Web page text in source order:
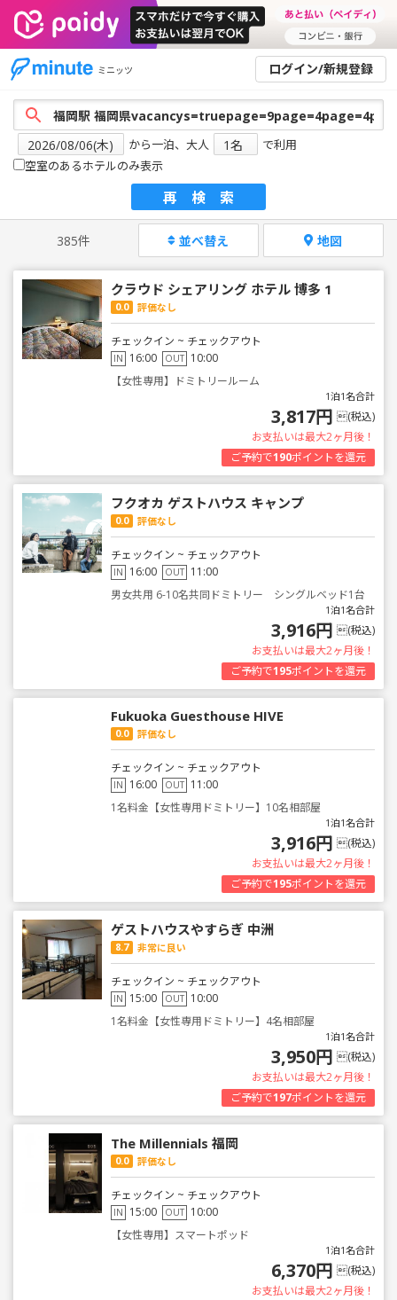
ミニッツ ログイン/新規登録
から一泊、大人
で利用
空室のあるホテルのみ表示
再検索
385件 並べ替え 地図
クラウド シェアリング ホテル 博多 1
0.0 評価なし
チェックイン ~ チェックアウト
IN 16:00 OUT 10:00
【女性専用】ドミトリールーム
1泊1名合計
3,817円 (税込)
お支払いは最大2ヶ月後！
ご予約で190ポイントを還元
フクオカ ゲストハウス キャンプ
0.0 評価なし
チェックイン ~ チェックアウト
IN 16:00 OUT 11:00
男女共用 6-10名共同ドミトリー シングルベッド1台
1泊1名合計
3,916円 (税込)
お支払いは最大2ヶ月後！
ご予約で195ポイントを還元
Fukuoka Guesthouse HIVE
0.0 評価なし
チェックイン ~ チェックアウト
IN 16:00 OUT 11:00
1名料金【女性専用ドミトリー】10名相部屋
1泊1名合計
3,916円 (税込)
お支払いは最大2ヶ月後！
ご予約で195ポイントを還元
ゲストハウスやすらぎ 中洲
8.7 非常に良い
チェックイン ~ チェックアウト
IN 15:00 OUT 10:00
1名料金【女性専用ドミトリー】4名相部屋
1泊1名合計
3,950円 (税込)
お支払いは最大2ヶ月後！
ご予約で197ポイントを還元
The Millennials 福岡
0.0 評価なし
チェックイン ~ チェックアウト
IN 15:00 OUT 10:00
【女性専用】スマートポッド
1泊1名合計
6,370円 (税込)
お支払いは最大2ヶ月後！